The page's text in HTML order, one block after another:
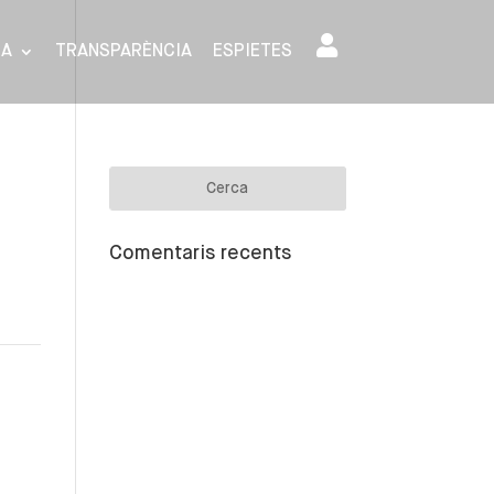
TRANSPARÈNCIA ESPIETES
Comentaris recents